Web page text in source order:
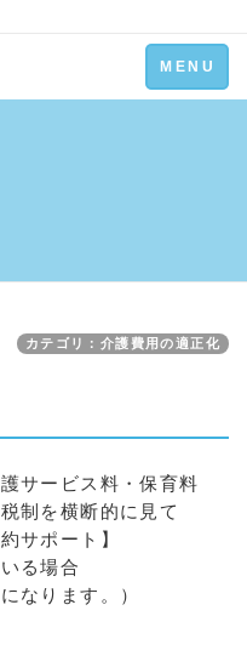
Toggle
navigation
MENU
カテゴリ：介護費用の適正化
サービス料・保育料
制を横断的に見て
サポート】
る場合
なります。）